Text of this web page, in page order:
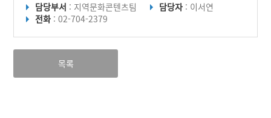
담당부서 : 지역문화콘텐츠팀 담당자 : 이서연
전화 : 02-704-2379
목록